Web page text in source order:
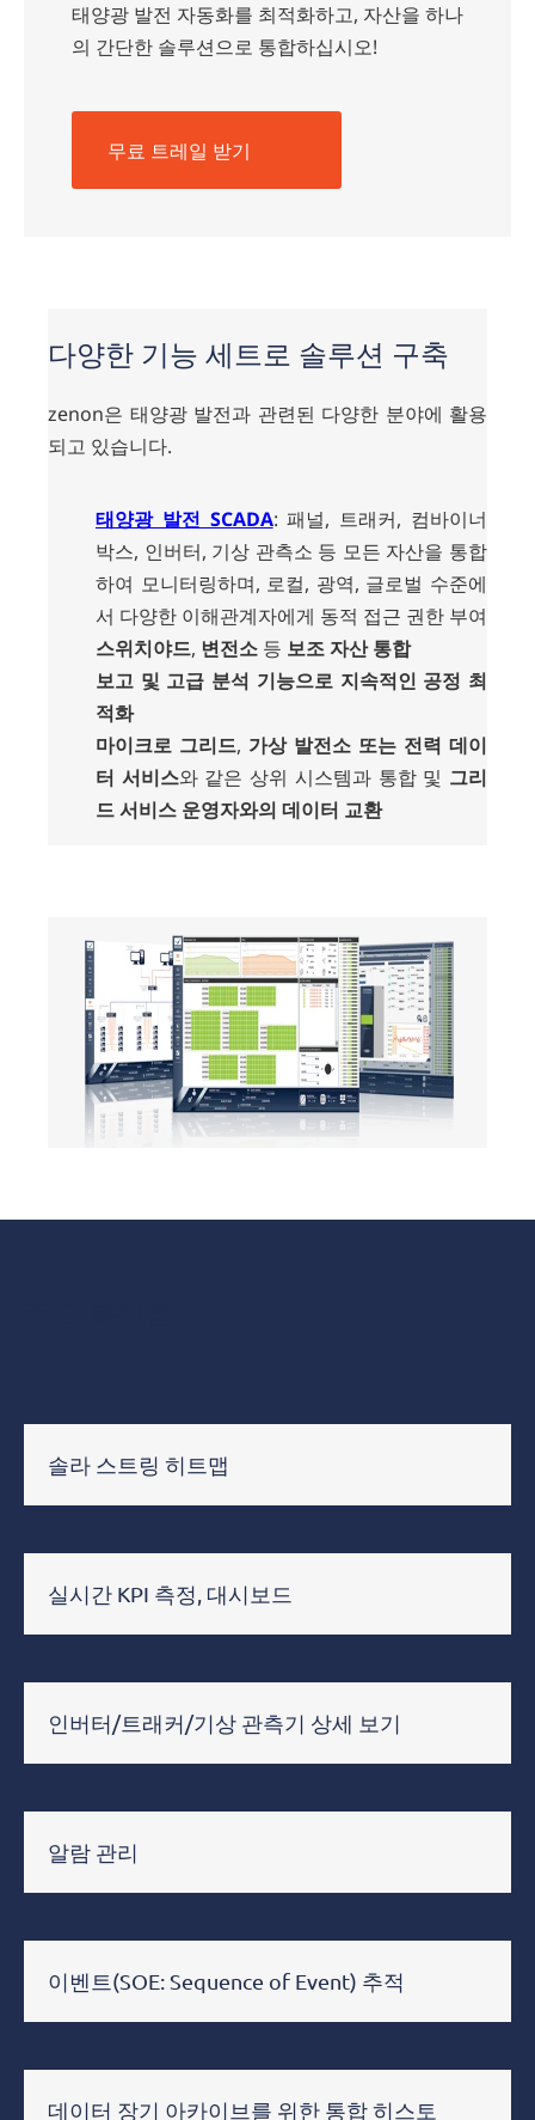
태양광 발전 자동화를 최적화하고, 자산을 하나
의 간단한 솔루션으로 통합하십시오!
무료 트레일 받기
다양한 기능 세트로 솔루션 구축
zenon은 태양광 발전과 관련된 다양한 분야에 활용
되고 있습니다.
태양광 발전 SCADA: 패널, 트래커, 컴바이너
박스, 인버터, 기상 관측소 등 모든 자산을 통합
하여 모니터링하며, 로컬, 광역, 글로벌 수준에
서 다양한 이해관계자에게 동적 접근 권한 부여
스위치야드, 변전소 등 보조자산 통합
보고 및 고급 분석 기능으로 지속적인 공정 최
적화
마이크로 그리드, 가상 발전소 또는 전력 데이
터 서비스와 같은 상위 시스템과 통합 및 그리
드서비스 운영자와의 데이터 교환
솔라 스트링 히트맵
실시간 KPI 측정, 대시보드
인버터/트래커/기상 관측기 상세 보기
알람 관리
이벤트(SOE: Sequence of Event) 추적
데이터 장기 아카이브를 위한 통합 히스토